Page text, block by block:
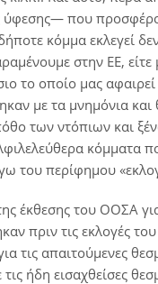
που
κόμμα εκλεγεί
στην ΕΕ,
το οποίο μας
με τα μνημόνια
των ντόπιων και
του περίφημου
έκθεσης του ΟΟΣΑ
πριν τις εκλογές
τις απαιτούμενες
ήδη εισαχθείσες